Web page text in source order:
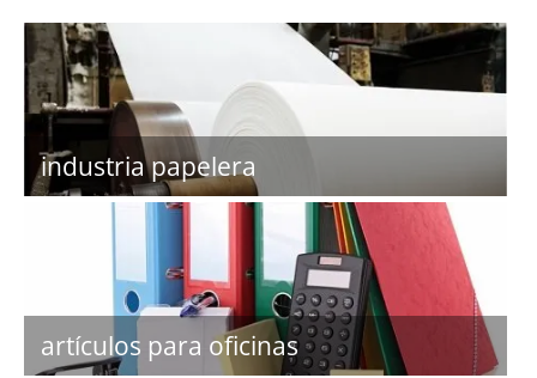
industria papelera
artículos para oficinas